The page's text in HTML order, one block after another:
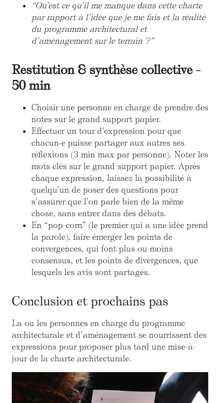
“Qu’est ce qu’il me manque dans cette charte
par rapport à l’idée que je me fais et la réalité
du programme architectural et
d’aménagement sur le terrain ?”
Restitution & synthèse collective -
50 min
Choisir une personne en charge de prendre des
notes sur le grand support papier.
Effectuer un tour d’expression pour que
chacun·e puisse partager aux autres ses
réflexions (3 min max par personne). Noter les
mots clés sur le grand support papier. Après
chaque expression, laissez la possibilité à
quelqu’un de poser des questions pour
s’assurer que l’on parle bien de la même
chose, sans entrer dans des débats.
En “pop-corn” (le premier qui a une idée prend
la parole), faire émerger les points de
convergences, qui font plus ou moins
consensus, et les points de divergences, que
lesquels les avis sont partagés.
Conclusion et prochains pas
La ou les personnes en charge du programme
architecturale et d’aménagement se nourrissent des
expressions pour proposer plus tard une mise-à-
jour de la charte architecturale.